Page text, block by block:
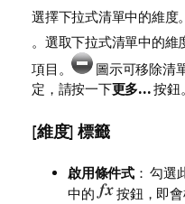
選擇下拉式清單中的維度
。選取下拉式清單中的維
項目。
圖示可移除清
定，請按一下更多...按鈕。
[維度] 標籤
啟用條件式： 勾選
中的
按鈕，即